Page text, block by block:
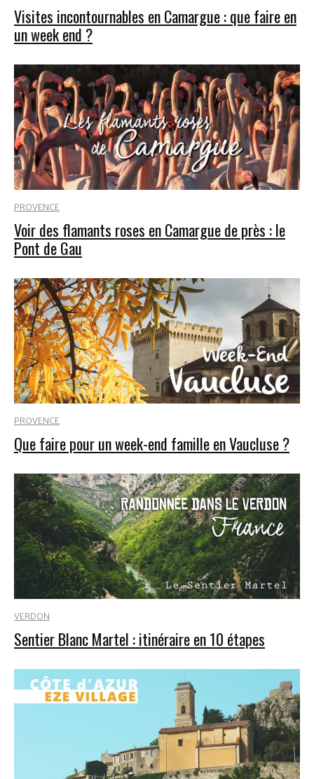
Visites incontournables en Camargue : que faire en
un week end ?
PROVENCE
Voir des flamants roses en Camargue de près : le
Pont de Gau
PROVENCE
Que faire pour un week-end famille en Vaucluse ?
VERDON
Sentier Blanc Martel : itinéraire en 10 étapes